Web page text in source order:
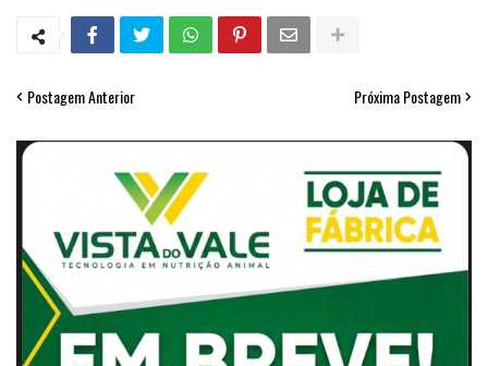
Postagem Anterior Próxima Postagem